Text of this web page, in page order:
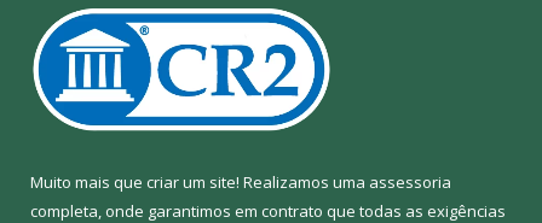
Muito mais que criar um site! Realizamos uma assessoria
completa, onde garantimos em contrato que todas as exigências